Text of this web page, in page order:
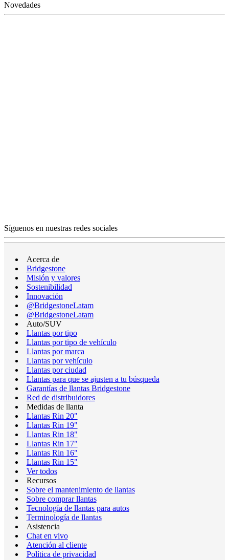
Novedades
Síguenos en nuestras redes sociales
Acerca de
Bridgestone
Misión y valores
Sostenibilidad
Innovación
@BridgestoneLatam
@BridgestoneLatam
Auto/SUV
Llantas por tipo
Llantas por tipo de vehículo
Llantas por marca
Llantas por vehículo
Llantas por ciudad
Llantas para que se ajusten a tu búsqueda
Garantías de llantas Bridgestone
Red de distribuidores
Medidas de llanta
Llantas Rin 20"
Llantas Rin 19"
Llantas Rin 18"
Llantas Rin 17"
Llantas Rin 16"
Llantas Rin 15"
Ver todos
Recursos
Sobre el mantenimiento de llantas
Sobre comprar llantas
Tecnología de llantas para autos
Terminología de llantas
Asistencia
Chat en vivo
Atención al cliente
Política de privacidad